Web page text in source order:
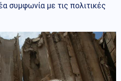
συμφωνία με τις πολιτικές